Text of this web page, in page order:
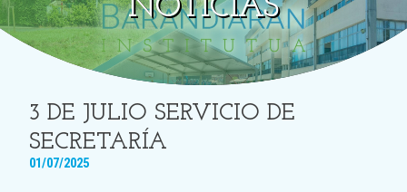
NOTICIAS
3 DE JULIO SERVICIO DE
SECRETARÍA
01/07/2025